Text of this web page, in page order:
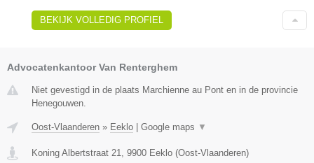
BEKIJK VOLLEDIG PROFIEL
Advocatenkantoor Van Renterghem
Niet gevestigd in de plaats Marchienne au Pont en in de provincie
Henegouwen.
Oost-Vlaanderen » Eeklo Google maps ▼
Koning Albertstraat 21 9900 Eeklo (Oost-Vlaanderen)